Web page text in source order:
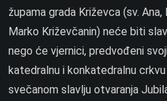
župama grada Križevca (sv.
Marko Križevčanin) neće biti
nego će vjernici, predvođeni
katedralnu i konkatedralnu
svečanom slavlju otvaranja